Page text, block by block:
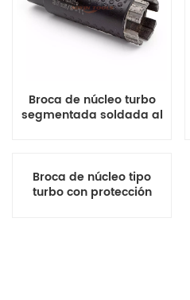
Broca de núcleo turbo
segmentada soldada al
Broca de núcleo tipo
turbo con protección